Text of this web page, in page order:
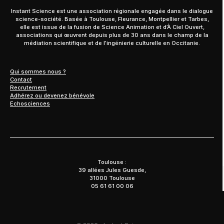
Qui sommes nous ?
Contact
Recrutement
Adhérez ou devenez bénévole
Echosciences
Instant Science est une association régionale engagée dans le dialogue
science-société. Basée à Toulouse, Fleurance, Montpellier et Tarbes,
elle est issue de la fusion de Science Animation et d’À Ciel Ouvert,
associations qui œuvrent depuis plus de 30 ans dans le champ de la
médiation scientifique et de l’ingénierie culturelle en Occitanie.
Toulouse :
39 allées Jules Guesde,
31000 Toulouse
05 61 61 00 06